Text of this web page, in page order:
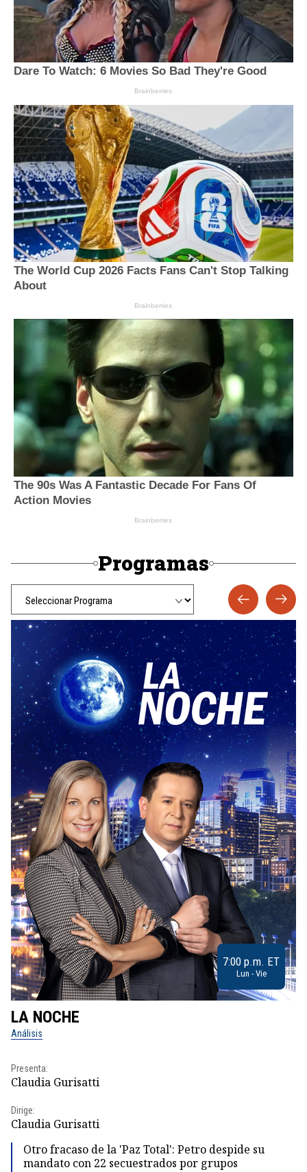
Programas
7:00 p.m. ET
Lun - Vie
LA NOCHE
Análisis
Presenta:
Claudia Gurisatti
Dirige:
Claudia Gurisatti
Otro fracaso de la 'Paz Total': Petro despide su
mandato con 22 secuestrados por grupos